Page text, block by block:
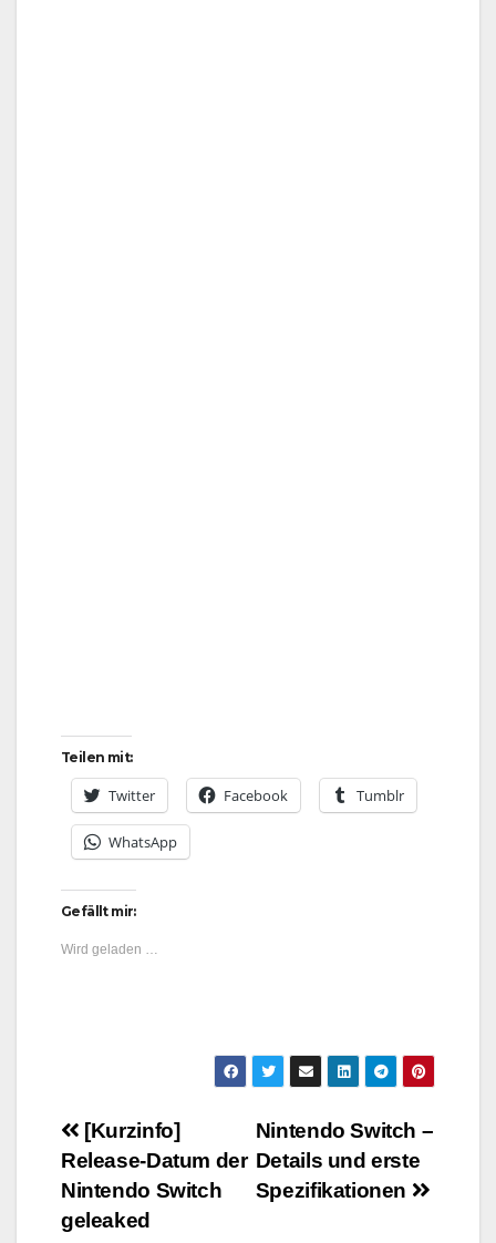
Teilen mit:
Twitter Facebook Tumblr
WhatsApp
Gefällt mir:
Wird geladen …
Beitragsnavigation
Nintendo Switch –
Details und erste
Spezifikationen
[Kurzinfo]
Release-Datum der
Nintendo Switch
geleaked